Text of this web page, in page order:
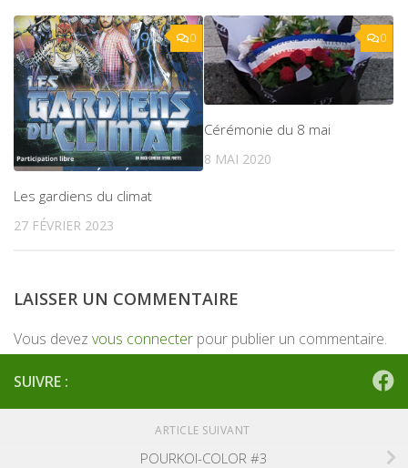
0
Les gardiens du climat
27 FÉVRIER 2023
0
Cérémonie du 8 mai
8 MAI 2020
LAISSER UN COMMENTAIRE
Vous devez vous connecter pour publier un commentaire.
SUIVRE :
ARTICLE SUIVANT
POURKOI-COLOR #3